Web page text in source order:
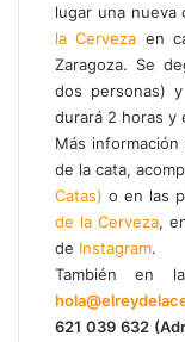
lugar una nueva
la Cerveza en
Zaragoza. Se
dos personas)
durará 2 horas y
Más
de la cata,
Catas) o en las
de la Cerveza,
de Instagram.
También en
621 039 632